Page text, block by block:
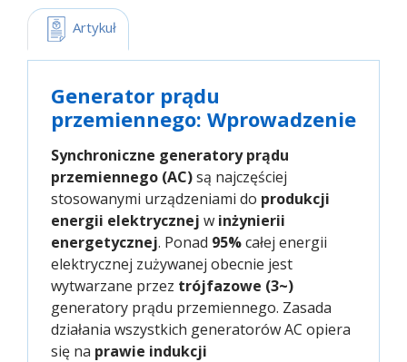
Artykuł
Generator prądu
przemiennego: Wprowadzenie
Synchroniczne generatory prądu
przemiennego (AC)są najczęściej
stosowanymi urządzeniami do produkcji
energii elektrycznej w inżynierii
energetycznej. Ponad 95%całej energii
elektrycznej zużywanej obecnie jest
wytwarzane przez trójfazowe (3~)
generatory prądu przemiennego. Zasada
działania wszystkich generatorów AC opiera
się na prawie indukcji